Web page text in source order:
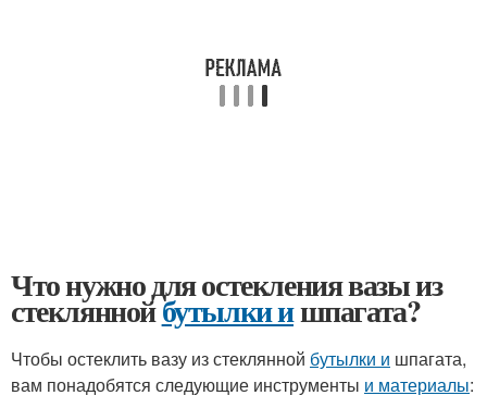
Что нужно для остекления вазы из
стекляннойбутылки ишпагата?
Чтобы остеклить вазу из стеклянной бутылки и шпагата,
вам понадобятся следующие инструменты и материалы: